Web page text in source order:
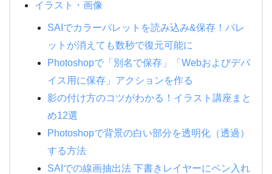
イラスト・画像
SAIでカラーパレットを読み込み&保存！パレ
ットが消えても数秒で復元可能に
Photoshopで「別名で保存」「Webおよびデバ
イス用に保存」アクションを作る
影の付け方のコツがわかる！イラスト講座まと
め12選
Photoshopで背景の白い部分を透明化（透過）
する方法
SAIでの線画抽出法 下書きレイヤーにペン入れ